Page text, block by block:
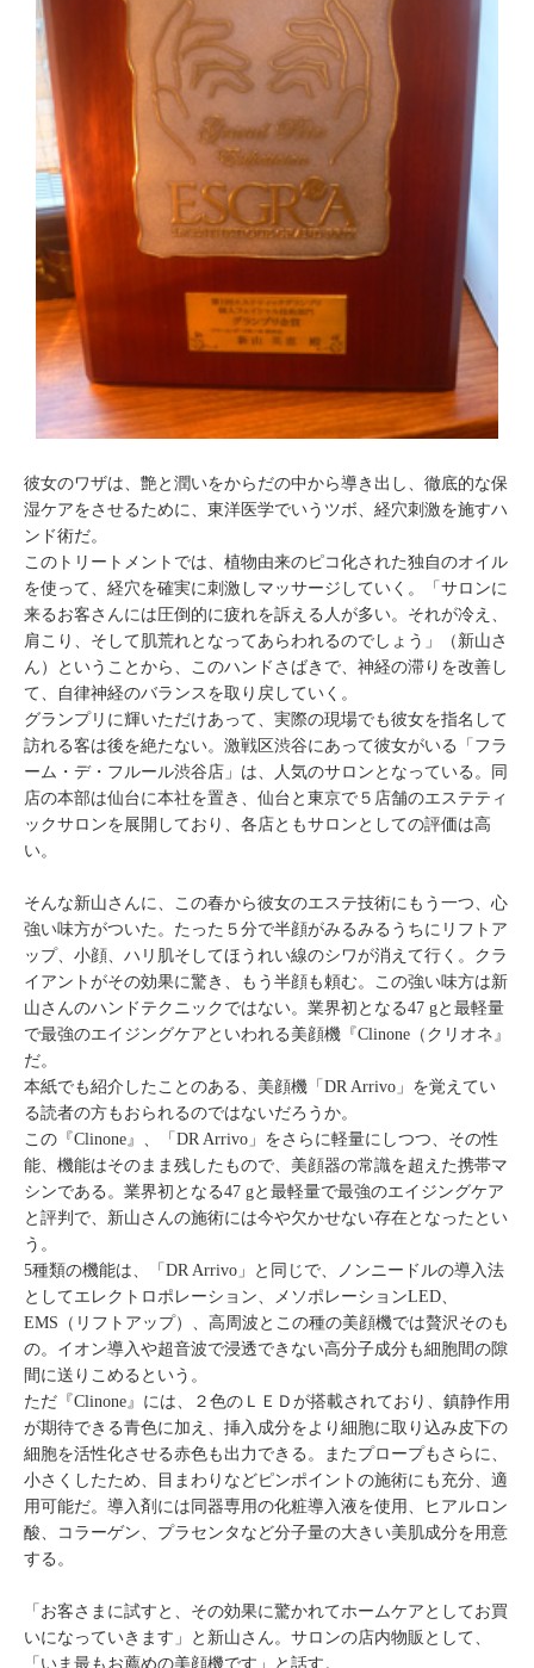
彼女のワザは、艶と潤いをからだの中から導き出し、徹底的な保
湿ケアをさせるために、東洋医学でいうツボ、経穴刺激を施すハ
ンド術だ。
このトリートメントでは、植物由来のピコ化された独自のオイル
を使って、経穴を確実に刺激しマッサージしていく。「サロンに
来るお客さんには圧倒的に疲れを訴える人が多い。それが冷え、
肩こり、そして肌荒れとなってあらわれるのでしょう」（新山さ
ん）ということから、このハンドさばきで、神経の滞りを改善し
て、自律神経のバランスを取り戻していく。
グランプリに輝いただけあって、実際の現場でも彼女を指名して
訪れる客は後を絶たない。激戦区渋谷にあって彼女がいる「フラ
ーム・デ・フルール渋谷店」は、人気のサロンとなっている。同
店の本部は仙台に本社を置き、仙台と東京で５店舗のエステティ
ックサロンを展開しており、各店ともサロンとしての評価は高
い。
そんな新山さんに、この春から彼女のエステ技術にもう一つ、心
強い味方がついた。たった５分で半顔がみるみるうちにリフトア
ップ、小顔、ハリ肌そしてほうれい線のシワが消えて行く。クラ
イアントがその効果に驚き、もう半顔も頼む。この強い味方は新
山さんのハンドテクニックではない。業界初となる47 gと最軽量
で最強のエイジングケアといわれる美顔機『Clinone（クリオネ』
だ。
本紙でも紹介したことのある、美顔機「DR Arrivo」を覚えてい
る読者の方もおられるのではないだろうか。
この『Clinone』、「DR Arrivo」をさらに軽量にしつつ、その性
能、機能はそのまま残したもので、美顔器の常識を超えた携帯マ
シンである。業界初となる47 gと最軽量で最強のエイジングケア
と評判で、新山さんの施術には今や欠かせない存在となったとい
う。
5種類の機能は、「DR Arrivo」と同じで、ノンニードルの導入法
としてエレクトロポレーション、メソポレーションLED、
EMS（リフトアップ）、高周波とこの種の美顔機では贅沢そのも
の。イオン導入や超音波で浸透できない高分子成分も細胞間の隙
間に送りこめるという。
ただ『Clinone』には、２色のＬＥＤが搭載されており、鎮静作用
が期待できる青色に加え、挿入成分をより細胞に取り込み皮下の
細胞を活性化させる赤色も出力できる。またプロープもさらに、
小さくしたため、目まわりなどピンポイントの施術にも充分、適
用可能だ。導入剤には同器専用の化粧導入液を使用、ヒアルロン
酸、コラーゲン、プラセンタなど分子量の大きい美肌成分を用意
する。
「お客さまに試すと、その効果に驚かれてホームケアとしてお買
いになっていきます」と新山さん。サロンの店内物販として、
「いま最もお薦めの美顔機です」と話す。